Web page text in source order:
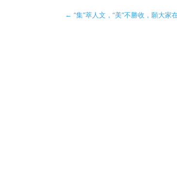
←“集”萃人文，“美”不勝收，願大家